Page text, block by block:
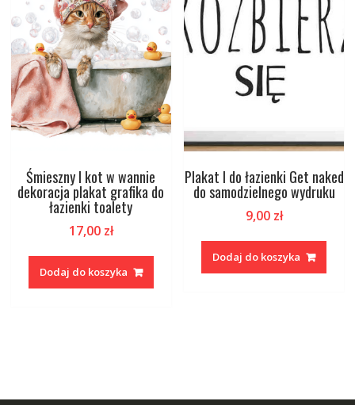
Śmieszny I kot w wannie
dekoracja plakat grafika do
łazienki toalety
17,00 zł
Dodaj do koszyka
Plakat I do łazienki Get naked
do samodzielnego wydruku
9,00 zł
Dodaj do koszyka